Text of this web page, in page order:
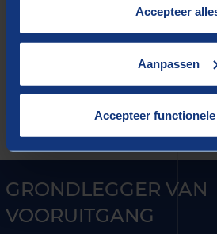
Accepteer
Aanpassen
Accepteer
focus op data en analyse. Zo wordt
bereikbaar en inzichtelijk en
component de samenwerking
GRONDLEGGER VAN
VOORUITGANG